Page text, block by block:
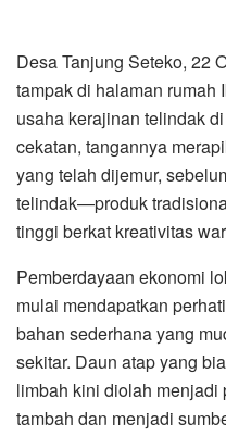
Desa Tanjung Seteko, 22
tampak di halaman rumah
usaha kerajinan telindak
cekatan, tangannya
yang telah dijemur,
telindak—produk
tinggi berkat kreativitas
Pemberdayaan ekonomi
mulai mendapatkan
bahan sederhana yang
sekitar. Daun atap yang
limbah kini diolah
tambah dan menjadi